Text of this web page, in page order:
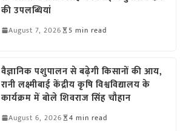
की उपलब्धियां
August 7, 2026 5 min read
वैज्ञानिक पशुपालन से बढ़ेगी किसानों की आय,
रानी लक्ष्मीबाई केंद्रीय कृषि विश्वविद्यालय के
कार्यक्रम में बोले शिवराज सिंह चौहान
August 6, 2026 4 min read